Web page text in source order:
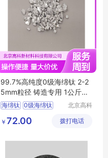
99.7%高纯度0级海绵钛 2-2
5mm粒径 铸造专用 1公斤起
订
海绵钛 0级海绵钛
铸造海绵钛
北京高科
技有限公
￥ 72.00 拨打电话